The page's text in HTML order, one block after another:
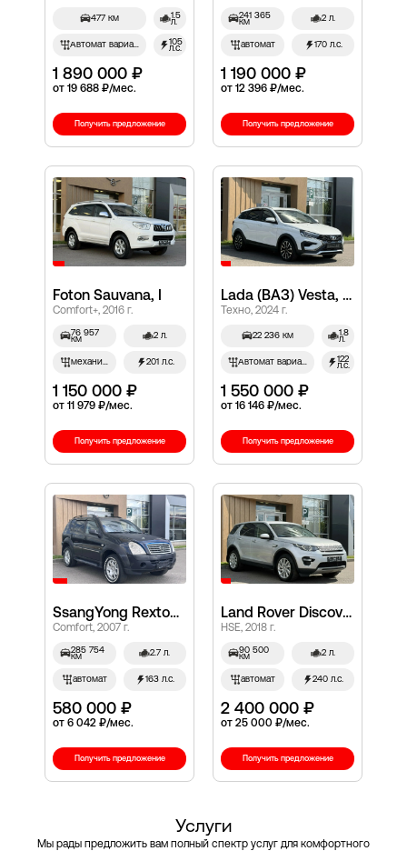
477 км 1.5
л.
Автомат вариатор 105
л.с.
1 890 000 ₽
от 19 688 ₽/мес.
Получить предложение
241 365
км 2 л.
автомат 170 л.с.
1 190 000 ₽
от 12 396 ₽/мес.
Получить предложение
Foton Sauvana, I
Comfort+, 2016 г.
76 957
км 2 л.
механич. 201 л.с.
1 150 000 ₽
от 11 979 ₽/мес.
Получить предложение
Lada (ВАЗ) Vesta, I Рестайлинг (NG)
Техно, 2024 г.
22 236 км 1.8
л.
Автомат вариатор 122
л.с.
1 550 000 ₽
от 16 146 ₽/мес.
Получить предложение
SsangYong Rexton, II
Comfort, 2007 г.
285 754
км 2.7 л.
автомат 163 л.с.
580 000 ₽
от 6 042 ₽/мес.
Получить предложение
Land Rover Discovery Sport, I
HSE, 2018 г.
90 500
км 2 л.
автомат 240 л.с.
2 400 000 ₽
от 25 000 ₽/мес.
Получить предложение
Услуги
Мы рады предложить вам полный спектр услуг для комфортного